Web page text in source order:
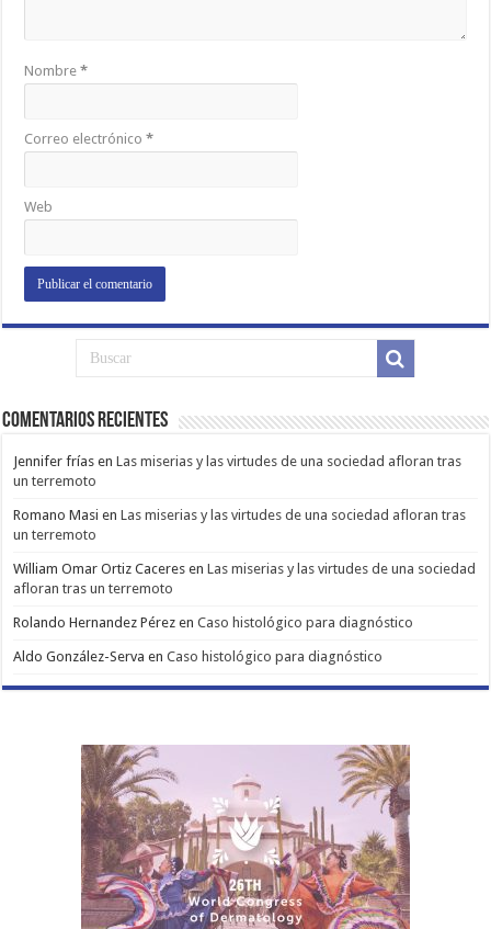
Nombre*
Correo electrónico*
Web
Comentarios Recientes
Jennifer frías enLas miserias y las virtudes de una sociedad afloran tras
un terremoto
Romano Masi enLas miserias y las virtudes de una sociedad afloran tras
un terremoto
William Omar Ortiz Caceres enLas miserias y las virtudes de una sociedad
afloran tras un terremoto
Rolando Hernandez Pérez enCaso histológico para diagnóstico
Aldo González-Serva enCaso histológico para diagnóstico